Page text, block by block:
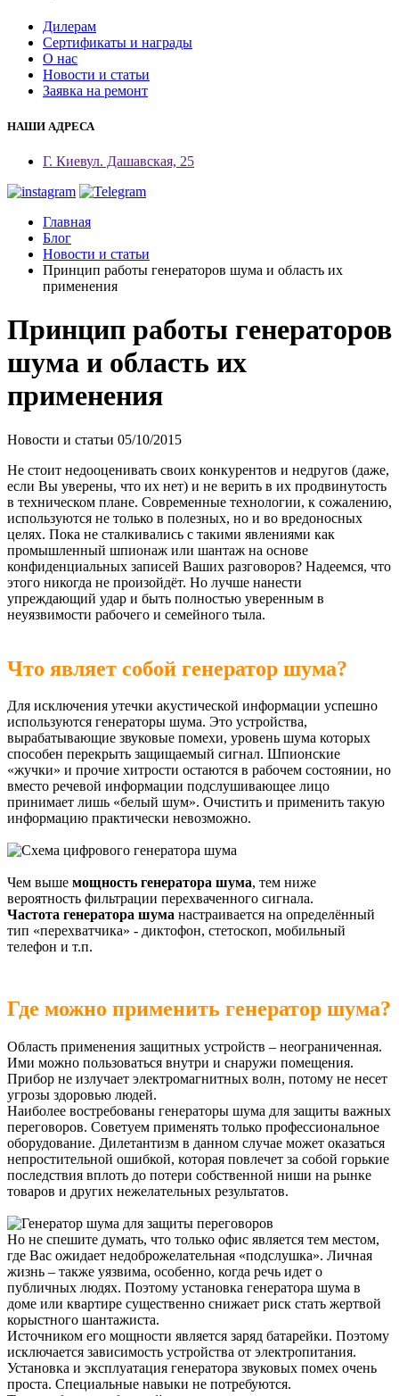
Дилерам
Сертификаты и награды
О нас
Новости и статьи
Заявка на ремонт
НАШИ АДРЕСА
Г. Киевул. Дашавская, 25
Главная
Блог
Новости и статьи
Принцип работы генераторов шума и область их
применения
Принцип работы генераторов
шума и область их
применения
Новости и статьи 05/10/2015
Не стоит недооценивать своих конкурентов и недругов (даже,
если Вы уверены, что их нет) и не верить в их продвинутость
в техническом плане. Современные технологии, к сожалению,
используются не только в полезных, но и во вредоносных
целях. Пока не сталкивались с такими явлениями как
промышленный шпионаж или шантаж на основе
конфиденциальных записей Ваших разговоров? Надеемся, что
этого никогда не произойдёт. Но лучше нанести
упреждающий удар и быть полностью уверенным в
неуязвимости рабочего и семейного тыла.
Что являет собой генератор шума?
Для исключения утечки акустической информации успешно
используются генераторы шума. Это устройства,
вырабатывающие звуковые помехи, уровень шума которых
способен перекрыть защищаемый сигнал. Шпионские
«жучки» и прочие хитрости остаются в рабочем состоянии, но
вместо речевой информации подслушивающее лицо
принимает лишь «белый шум». Очистить и применить такую
информацию практически невозможно.
Чем выше мощность генератора шума, тем ниже
вероятность фильтрации перехваченного сигнала.
Частота генератора шума настраивается на определённый
тип «перехватчика» - диктофон, стетоскоп, мобильный
телефон и т.п.
Где можно применить генератор шума?
Область применения защитных устройств – неограниченная.
Ими можно пользоваться внутри и снаружи помещения.
Прибор не излучает электромагнитных волн, потому не несет
угрозы здоровью людей.
Наиболее востребованы генераторы шума для защиты важных
переговоров. Советуем применять только профессиональное
оборудование. Дилетантизм в данном случае может оказаться
непростительной ошибкой, которая повлечет за собой горькие
последствия вплоть до потери собственной ниши на рынке
товаров и других нежелательных результатов.
Но не спешите думать, что только офис является тем местом,
где Вас ожидает недоброжелательная «подслушка». Личная
жизнь – также уязвима, особенно, когда речь идет о
публичных людях. Поэтому установка генератора шума в
доме или квартире существенно снижает риск стать жертвой
корыстного шантажиста.
Источником его мощности является заряд батарейки. Поэтому
исключается зависимость устройства от электропитания.
Установка и эксплуатация генератора звуковых помех очень
проста. Специальные навыки не потребуются.